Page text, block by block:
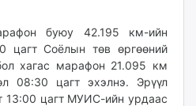
буюу 42.195 км-ийн
цагт Соёлын төв өргөөний
хагас марафон 21.095 км
08:30 цагт эхэлнэ. Эрүүл
13:00 цагт МУИС-ийн урдаас